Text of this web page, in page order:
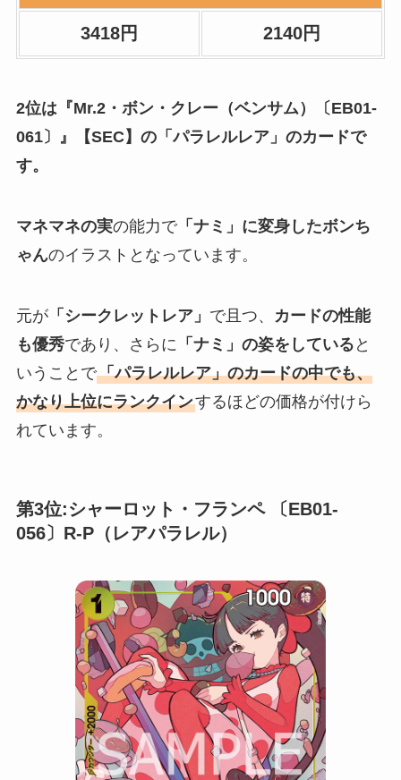
3418円 2140円
2位は『Mr.2・ボン・クレー（ベンサム）〔EB01-
061〕』【SEC】の「パラレルレア」のカードで
す。
マネマネの実の能力で「ナミ」に変身したボンち
ゃんのイラストとなっています。
元が「シークレットレア」 で且つ、
カードの性能
も優秀であり、さらに 「ナミ」の姿をしている と
いうことで「パラレルレア」のカードの中でも、
かなり上位にランクインするほどの価格が付けら
れています。
第3位:シャーロット・フランペ 〔EB01-
056〕R-P（レアパラレル）